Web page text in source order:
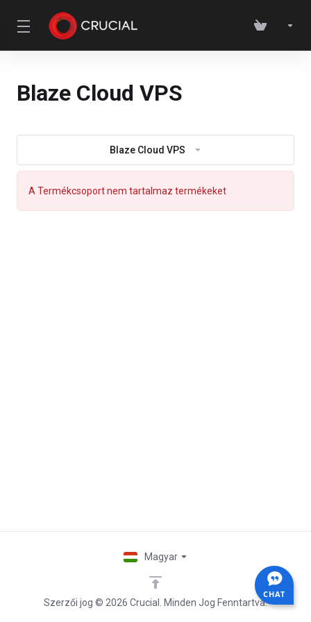
Blaze Cloud VPS
Blaze Cloud VPS
A Termékcsoport nem tartalmaz termékeket
Szerzői jog © 2026 Crucial. Minden Jog Fenntartva.
Magyar
CHAT